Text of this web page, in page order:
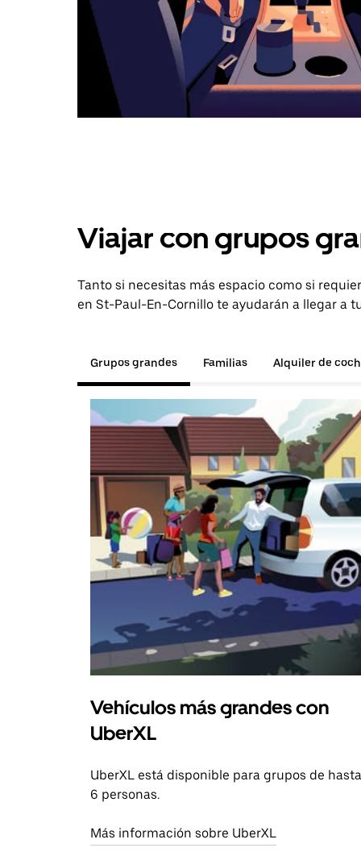
Viajar con grupos
Tanto si necesitas más espacio como si
en St-Paul-En-Cornillo te ayudarán a llegar a
Grupos grandes Familias Alquiler de
Vehículos más grandes con
UberXL
UberXL está disponible para grupos de hasta
6 personas.
Más información sobre UberXL